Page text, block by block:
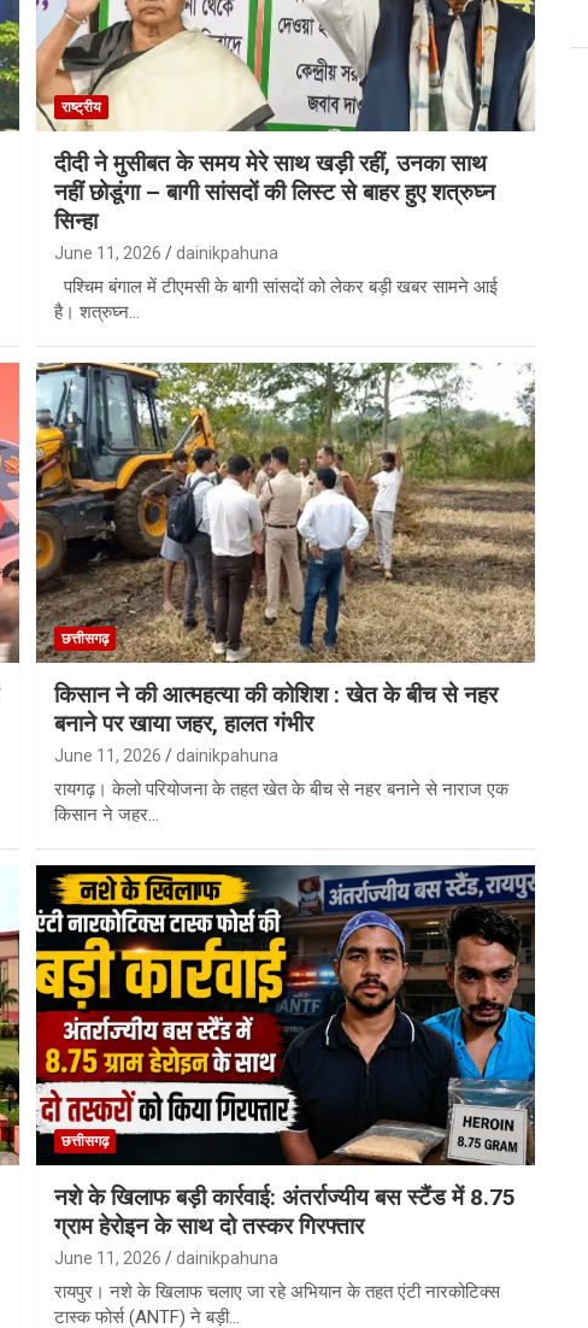
राष्ट्रीय
दीदी ने मुसीबत के समय मेरे साथ खड़ी रहीं, उनका साथ
नहीं छोडूंगा – बागी सांसदों की लिस्ट से बाहर हुए शत्रुघ्न
सिन्हा
June 11, 2026 dainikpahuna
पश्चिम बंगाल में टीएमसी के बागी सांसदों को लेकर बड़ी खबर सामने आई
है। शत्रुघ्न…
छत्तीसगढ़
किसान ने की आत्महत्या की कोशिश : खेत के बीच से नहर
बनाने पर खाया जहर, हालत गंभीर
June 11, 2026 dainikpahuna
रायगढ़। केलो परियोजना के तहत खेत के बीच से नहर बनाने से नाराज एक
किसान ने जहर…
छत्तीसगढ़
नशे के खिलाफ बड़ी कार्रवाई: अंतर्राज्यीय बस स्टैंड में 8.75
ग्राम हेरोइन के साथ दो तस्कर गिरफ्तार
June 11, 2026 dainikpahuna
रायपुर। नशे के खिलाफ चलाए जा रहे अभियान के तहत एंटी नारकोटिक्स
टास्क फोर्स (ANTF) ने बड़ी…